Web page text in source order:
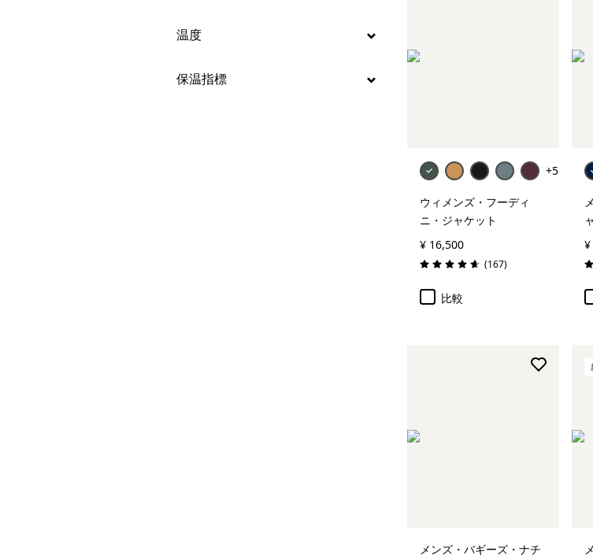
絞り込み
温度
絞り込み
保温指標
+5
ウィメンズ・フーディ
ニ・ジャケット
¥ 16,500
評価: 4.7 / 5 (167レビュー
)
比較
¥
メンズ・バギーズ・ナチ